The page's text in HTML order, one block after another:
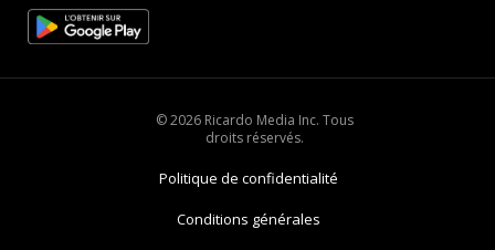
© 2026 Ricardo Media Inc. Tous
droits réservés.
Politique de confidentialité
Conditions générales